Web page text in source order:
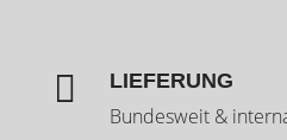
 LIEFERUNG
Bundesweit &